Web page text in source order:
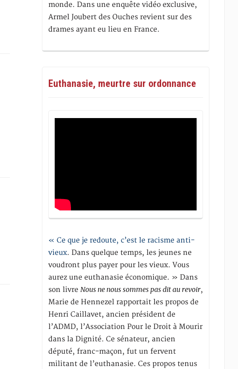
monde. Dans une enquête vidéo exclusive,
Armel Joubert des Ouches revient sur des
drames ayant eu lieu en France.
Euthanasie, meurtre sur ordonnance
« Ce que je redoute, c’est le racisme anti-
vieux. Dans quelque temps, les jeunes ne
voudront plus payer pour les vieux. Vous
aurez une euthanasie économique. » Dans
son livreNous ne nous sommes pas dit au revoir,
Marie de Hennezel rapportait les propos de
Henri Caillavet, ancien président de
l’ADMD, l’Association Pour le Droit à Mourir
dans la Dignité. Ce sénateur, ancien
député, franc-maçon, fut un fervent
militant de l’euthanasie. Ces propos tenus